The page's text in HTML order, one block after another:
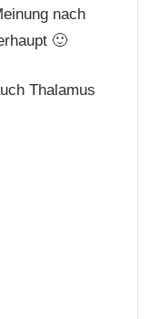
nach
🙂
Thalamus